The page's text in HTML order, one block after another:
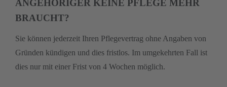
ANGEHÖRIGER KEINE PFLEGE MEHR
BRAUCHT?
Sie können jederzeit Ihren Pflegevertrag ohne Angaben von
Gründen kündigen und dies fristlos. Im umgekehrten Fall ist
dies nur mit einer Frist von 4 Wochen möglich.